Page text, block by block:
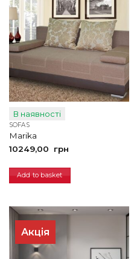
В наявності
SOFAS
Marika
10249,00
грн
Add to basket
Акція